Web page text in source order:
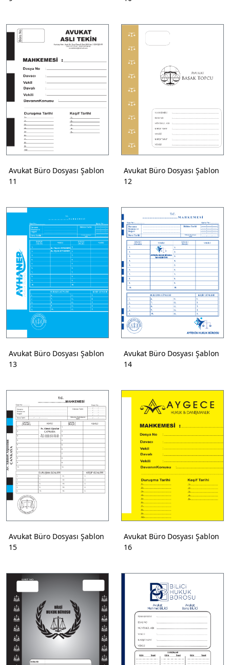
Avukat Büro Dosyası Şablon
11
Avukat Büro Dosyası Şablon
12
Avukat Büro Dosyası Şablon
13
Avukat Büro Dosyası Şablon
14
Avukat Büro Dosyası Şablon
15
Avukat Büro Dosyası Şablon
16